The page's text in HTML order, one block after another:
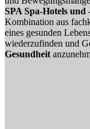
SPA Spa-Hotels und
Kombination aus
eines gesunden
wiederzufinden und
Gesundheit